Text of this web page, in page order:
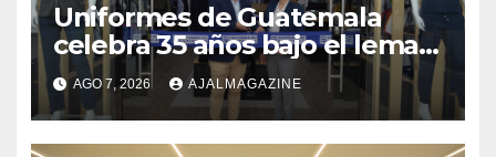
Uniformes de Guatemala
celebra 35 años bajo el lema
«Hechos para destacar» y
continúa su expansión
nacional
AGO 7, 2026 AJALMAGAZINE